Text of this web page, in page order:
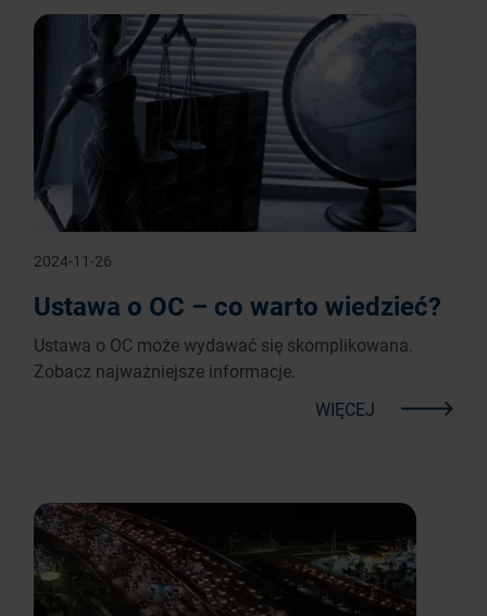
2024-11-26
Ustawa o OC – co warto wiedzieć?
Ustawa o OC może wydawać się skomplikowana.
Zobacz najważniejsze informacje.
WIĘCEJ